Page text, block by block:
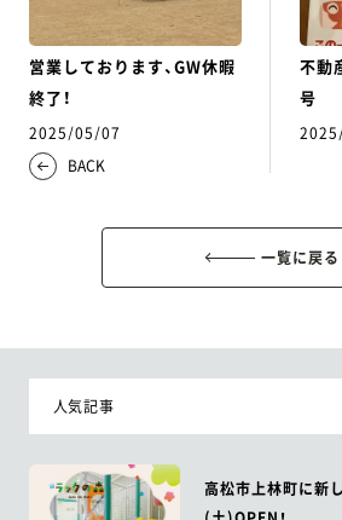
営業しております、GW休暇
終了！
2025/05/07
BACK
不動
号
一覧に戻る
人気記事
高松市上林町に新